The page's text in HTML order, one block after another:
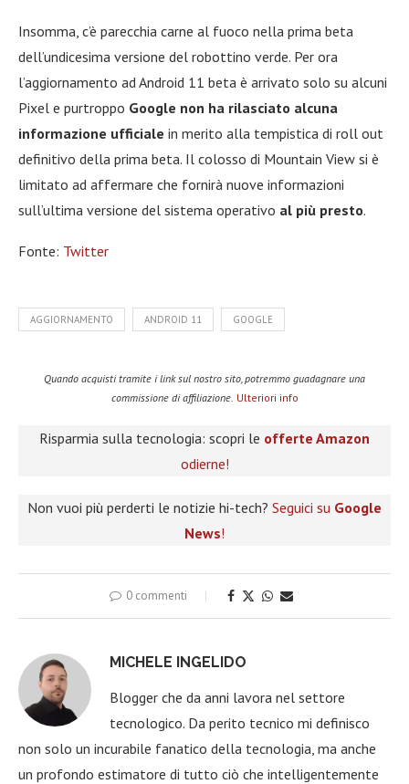
Insomma, c’è parecchia carne al fuoco nella prima beta
dell’undicesima versione del robottino verde. Per ora
l’aggiornamento ad Android 11 beta è arrivato solo su alcuni
Pixel e purtroppo Google non ha rilasciato alcuna
informazione ufficiale in merito alla tempistica di roll out
definitivo della prima beta. Il colosso di Mountain View si è
limitato ad affermare che fornirà nuove informazioni
sull’ultima versione del sistema operativo al più presto.
Fonte: Twitter
AGGIORNAMENTO ANDROID 11 GOOGLE
Quando acquisti tramite i link sul nostro sito, potremmo guadagnare una
commissione di affiliazione. Ulteriori info
Risparmia sulla tecnologia: scopri le offerte Amazon
odierne!
Non vuoi più perderti le notizie hi-tech? Seguici su Google
News!
0 commenti
MICHELE INGELIDO
Blogger che da anni lavora nel settore
tecnologico. Da perito tecnico mi definisco
non solo un incurabile fanatico della tecnologia, ma anche
un profondo estimatore di tutto ciò che intelligentemente